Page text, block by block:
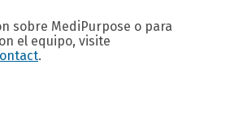
sobre MediPurpose o para
el equipo, visite
.